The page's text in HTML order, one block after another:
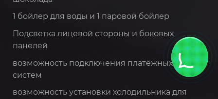
1 бойлер для воды и 1 паровой бойлер
Подсветка лицевой стороны и боковых
панелей
возможность подключения платёжных
систем
возможность установки холодильника для